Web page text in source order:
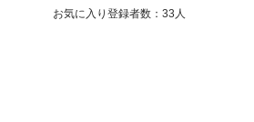
お気に入り登録者数 ： 33 人